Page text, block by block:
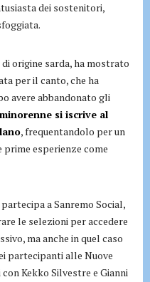
dei sostenitori,
origine sarda, ha mostrato
per il canto, che ha
avere abbandonato gli
si iscrive al
, frequentandolo per un
prime esperienze come
partecipa a Sanremo Social,
le selezioni per accedere
ma anche in quel caso
partecipanti alle Nuove
Kekko Silvestre e Gianni